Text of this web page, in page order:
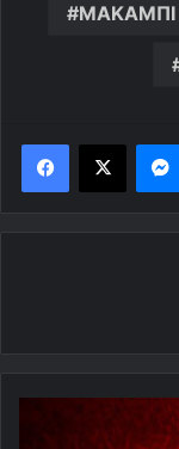
ΜΑΚΑΜΠΙ